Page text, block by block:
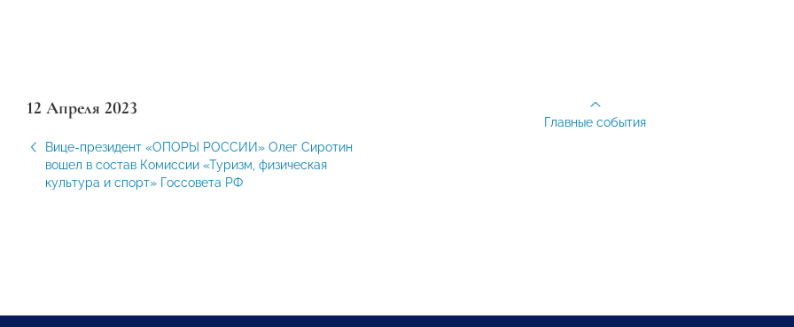
12 Апреля 2023
Вице-президент «ОПОРЫ РОССИИ» Олег Сиротин
вошел в состав Комиссии «Туризм, физическая
культура и спорт» Госсовета РФ
Главные события